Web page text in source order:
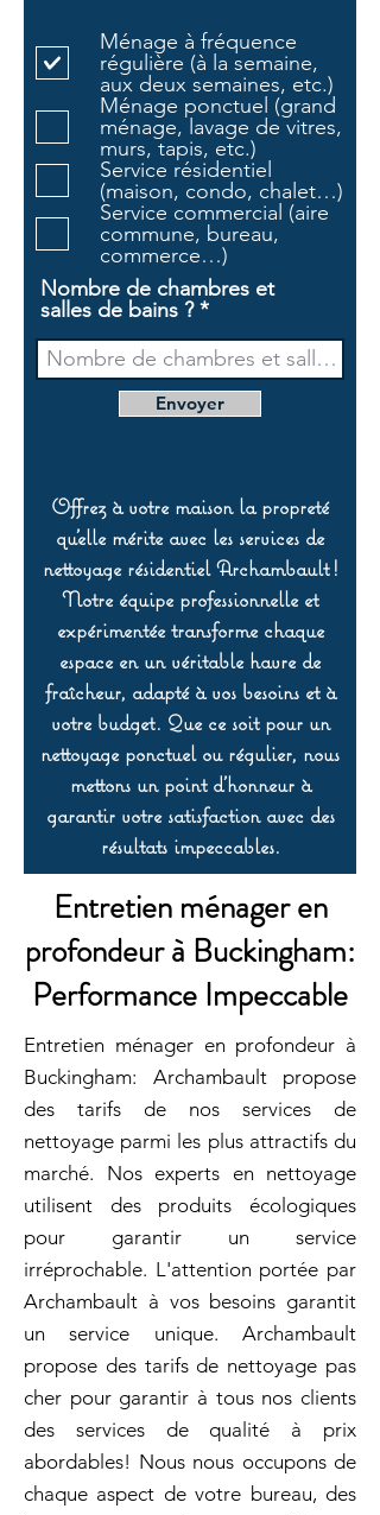
g
a
t
o
i
r
e
Ménage à fréquence
régulière (à la semaine,
aux deux semaines, etc.)
Ménage ponctuel (grand
ménage, lavage de vitres,
murs, tapis, etc.)
Service résidentiel
(maison, condo, chalet…)
Service commercial (aire
commune, bureau,
commerce…)
Nombre de chambres et
salles de bains ?
Envoyer
Offrez à votre maison la propreté
qu’elle mérite avec les services de
nettoyage résidentiel Archambault !
Notre équipe professionnelle et
expérimentée transforme chaque
espace en un véritable havre de
fraîcheur, adapté à vos besoins et à
votre budget. Que ce soit pour un
nettoyage ponctuel ou régulier, nous
mettons un point d’honneur à
garantir votre satisfaction avec des
résultats impeccables.
Entretien ménager en
profondeur à Buckingham:
Performance Impeccable
Entretien ménager en profondeur à
Buckingham: Archambault propose
des tarifs de nos services de
nettoyage parmi les plus attractifs du
marché. Nos experts en nettoyage
utilisent des produits écologiques
pour garantir un service
irréprochable. L'attention portée par
Archambault à vos besoins garantit
un service unique. Archambault
propose des tarifs de nettoyage pas
cher pour garantir à tous nos clients
des services de qualité à prix
abordables! Nous nous occupons de
chaque aspect de votre bureau, des